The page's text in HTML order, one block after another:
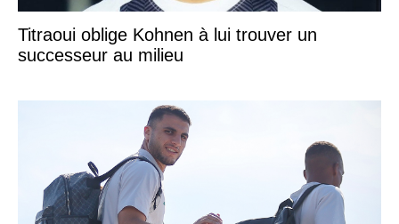
Titraoui oblige Kohnen à lui trouver un
successeur au milieu